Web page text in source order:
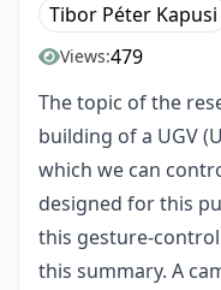
Tibor Péter Kapusi
Views:479
The topic of the
building of a UGV
which we can
designed for this
this gesture-
this summary. A